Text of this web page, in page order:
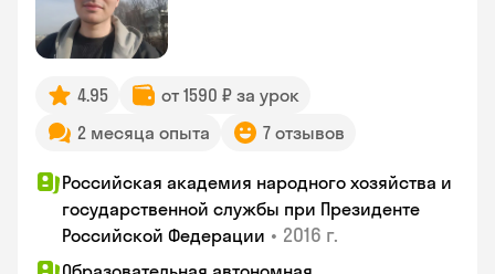
4.95
от 1590 ₽ за урок
2 месяца опыта
7 отзывов
Российская академия народного хозяйства и
государственной службы при Президенте
Российской Федерации • 2016 г.